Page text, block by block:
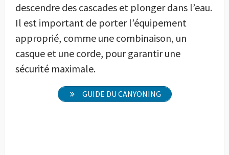
descendre des cascades et plonger dans l’eau.
Il est important de porter l’équipement
approprié, comme une combinaison, un
casque et une corde, pour garantir une
sécurité maximale.
GUIDE DU CANYONING